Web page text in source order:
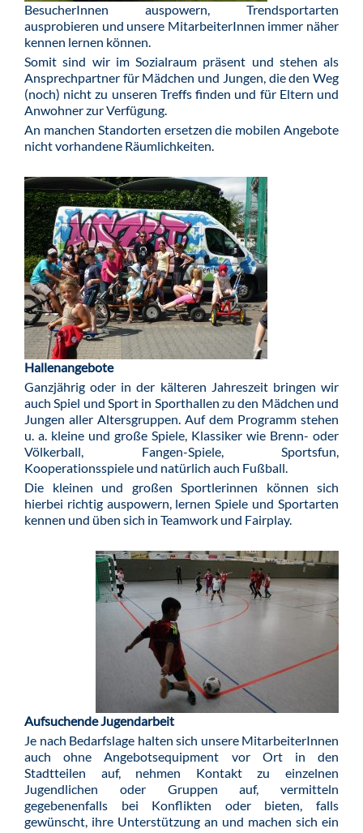
BesucherInnen auspowern, Trendsportarten
ausprobieren und unsere MitarbeiterInnen immer näher
kennen lernen können.
Somit sind wir im Sozialraum präsent und stehen als
Ansprechpartner für Mädchen und Jungen, die den Weg
(noch) nicht zu unseren Treffs finden und für Eltern und
Anwohner zur Verfügung.
An manchen Standorten ersetzen die mobilen Angebote
nicht vorhandene Räumlichkeiten.
Hallenangebote
Ganzjährig oder in der kälteren Jahreszeit bringen wir
auch Spiel und Sport in Sporthallen zu den Mädchen und
Jungen aller Altersgruppen. Auf dem Programm stehen
u. a. kleine und große Spiele, Klassiker wie Brenn- oder
Völkerball, Fangen-Spiele, Sportsfun,
Kooperationsspiele und natürlich auch Fußball.
Die kleinen und großen Sportlerinnen können sich
hierbei richtig auspowern, lernen Spiele und Sportarten
kennen und üben sich in Teamwork und Fairplay.
Aufsuchende Jugendarbeit
Je nach Bedarfslage halten sich unsere MitarbeiterInnen
auch ohne Angebotsequipment vor Ort in den
Stadtteilen auf, nehmen Kontakt zu einzelnen
Jugendlichen oder Gruppen auf, vermitteln
gegebenenfalls bei Konflikten oder bieten, falls
gewünscht, ihre Unterstützung an und machen sich ein